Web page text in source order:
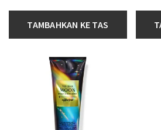
TAMBAHKAN KE TAS